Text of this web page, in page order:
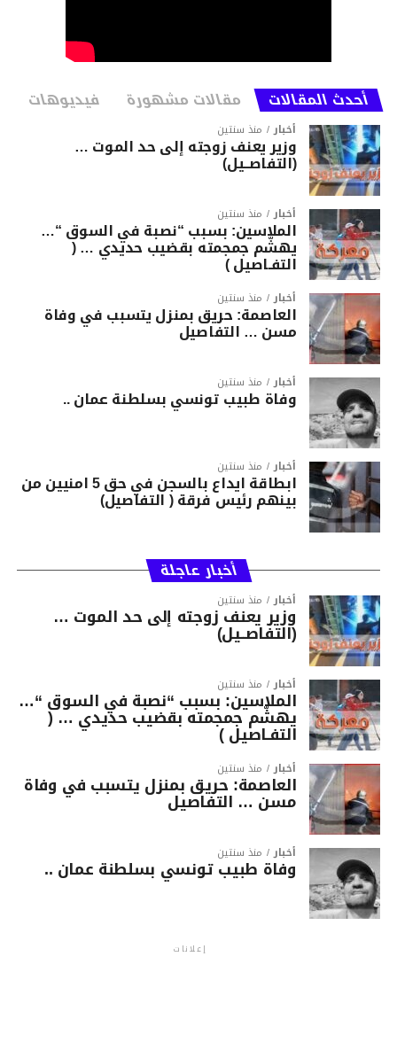
أحدث المقالات مقالات مشهورة فيديوهات
أخبار منذ سنتين
وزير يعنف زوجته إلى حد الموت …
(التفاصــيل)
أخبار منذ سنتين
الملاسين: بسبب “نصبة في السوق “…
يهشّم جمجمته بقضيب حديدي … (
التفـاصيل )
أخبار منذ سنتين
العاصمة: حريق بمنزل يتسبب في وفاة
مسن … التفاصيل
أخبار منذ سنتين
وفاة طبيب تونسي بسلطنة عمان ..
أخبار منذ سنتين
ابطاقة ايداع بالسجن في حق 5 امنيين من
بينهم رئيس فرقة ( التفاصيل)
أخبار عاجلة
أخبار منذ سنتين
وزير يعنف زوجته إلى حد الموت …
(التفاصــيل)
أخبار منذ سنتين
الملاسين: بسبب “نصبة في السوق “…
يهشّم جمجمته بقضيب حديدي … (
التفـاصيل )
أخبار منذ سنتين
العاصمة: حريق بمنزل يتسبب في وفاة
مسن … التفاصيل
أخبار منذ سنتين
وفاة طبيب تونسي بسلطنة عمان ..
إعلانات